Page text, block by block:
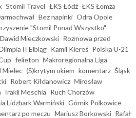
Stomil Travel ŁKS Łódź ŁKS Łomża
Bez napinki Odra Opole
"Stomil Ponad Wszystko"
Dawid Mieczkowski Rozmowa przed
II Elbląg Kamil Kiereś Polska U-21
felieton Makroregionalna Liga
Mielec (S)krytym okiem komentarz Śląsk
Robert Kiłdanowicz Mirosław
Irakli Meschia Ruch Chorzów
Lidzbark Warmiński Górnik Polkowice
po meczu Mariusz Borkowski Rafał